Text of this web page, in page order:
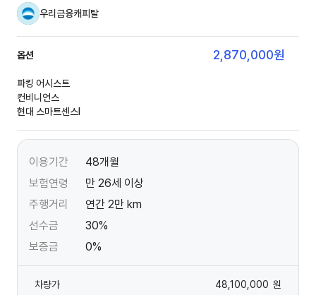
우리금융캐피탈
옵션 2,870,000원
파킹 어시스트
컨비니언스
현대 스마트센스Ⅰ
이용기간
48개월
보험연령
만 26세 이상
주행거리
연간 2만 km
선수금
30%
보증금
0%
차량가 48,100,000 원